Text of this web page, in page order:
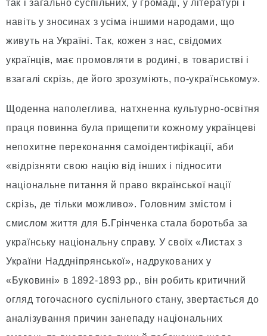
так і загально суспільних, у громаді, у літературі і
навіть у зносинах з усіма іншими народами, що
живуть на Україні. Так, кожен з нас, свідомих
українців, має промовляти в родині, в товаристві і
взагалі скрізь, де його зрозуміють, по-українському».
Щоденна наполеглива, натхненна культурно-освітня
праця повинна була прищепити кожному українцеві
непохитне переконання самоідентифікації, аби
«відрізняти свою націю від інших і підносити
національне питання й право вкраїнської нації
скрізь, де тільки можливо». Головним змістом і
смислом життя для Б.Грінченка стала боротьба за
українську національну справу. У своїх «Листах з
України Наддніпрянської», надрукованих у
«Буковині» в 1892-1893 рр., він робить критичний
огляд тогочасного суспільного стану, звертається до
аналізування причин занепаду національних